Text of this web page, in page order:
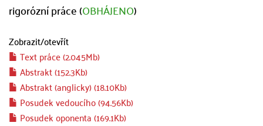
rigorózní práce (OBHÁJENO)
Zobrazit/otevřít
Text práce (2.045Mb)
Abstrakt (152.3Kb)
Abstrakt (anglicky) (18.10Kb)
Posudek vedoucího (94.56Kb)
Posudek oponenta (169.1Kb)